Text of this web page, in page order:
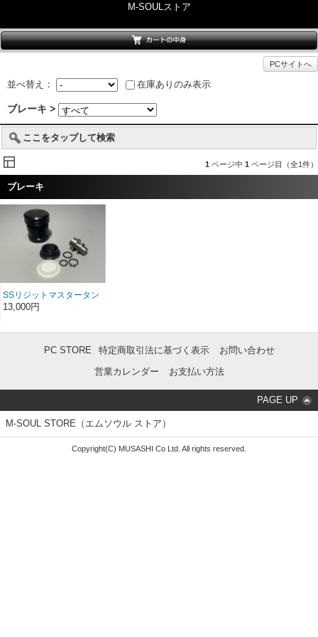
M-SOULストア
PCサイトへ
並べ替え： 在庫ありのみ表示
ブレーキ >
ここをタップして検索
1 ページ中 1 ページ目（全1件）
ブレーキ
SSリジットマスタータン
クセット
13,000円
PC STORE 特定商取引法に基づく表示
お問い合わせ
営業カレンダー
お支払い方法
PAGE UP
M-SOUL STORE（エムソウル ストア）
Copyright(C) MUSASHI Co Ltd. All rights reserved.